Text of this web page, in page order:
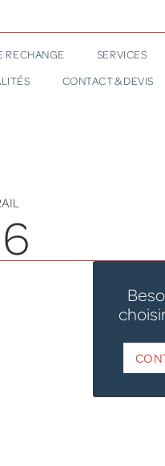
RECHANGE SERVICES
CONTACT & DEVIS